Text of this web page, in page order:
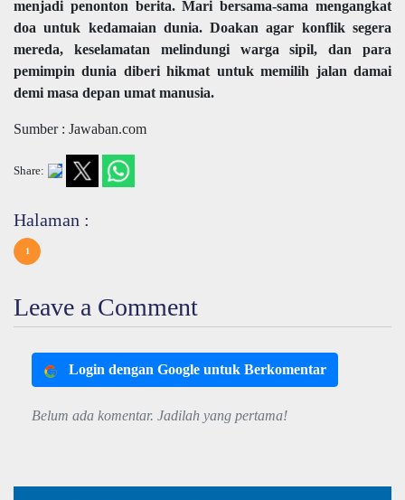
menjadi penonton berita. Mari bersama-sama mengangkat
doa untuk kedamaian dunia. Doakan agar konflik segera
mereda, keselamatan melindungi warga sipil, dan para
pemimpin dunia diberi hikmat untuk memilih jalan damai
demi masa depan umat manusia.
Sumber : Jawaban.com
Share:
Halaman :
1
Leave a Comment
Login dengan Google untuk Berkomentar
Belum ada komentar. Jadilah yang pertama!